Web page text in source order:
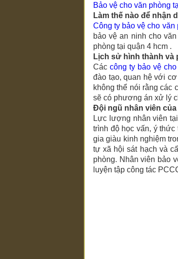
Bảo vệ cho văn phòng
Làm thế nào để nhận
Công ty bảo vệcho văn
bảo vệ an ninh cho
phòng tại quận 4 hcm .
Lịch sử hình thành và
Các công ty bảo vệ
đào tạo, quan hệ với
không thể nói rằng các
sẽ có phương án xử lý
Đội ngũ nhân viên
Lực lượng nhân viên
trình độ học vấn, ý
gia giàu kinh nghiệm
tự xã hội sát hạch và
phòng. Nhân viên bảo
luyện tập công tác